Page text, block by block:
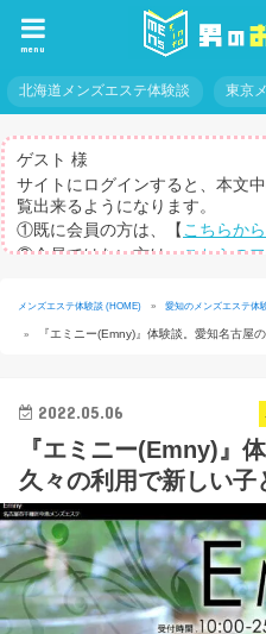
menu
北海道メンズエステ体験談 東京
ゲスト 様
サイトにログインすると、本文
覧出来るようになります。
①既に会員の方は、【 こちらか
②会員ではない方は、こちらの
※体験記事が書けない方や、す
メンズエステ体験談 (HOME) » 愛知のメンズエステ体
» 『エミニー(Emny)』体験談。愛知名古屋
2022.05.06
『エミニー(Emny)』
久々の利用で新しい子